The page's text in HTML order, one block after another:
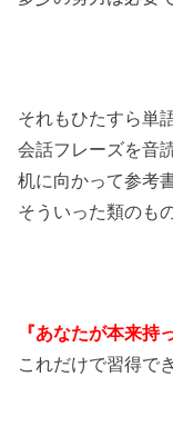
それもひたすら単
会話フレーズを音
机に向かって参考
そういった類のも
『あなたが本来持
これだけで習得で